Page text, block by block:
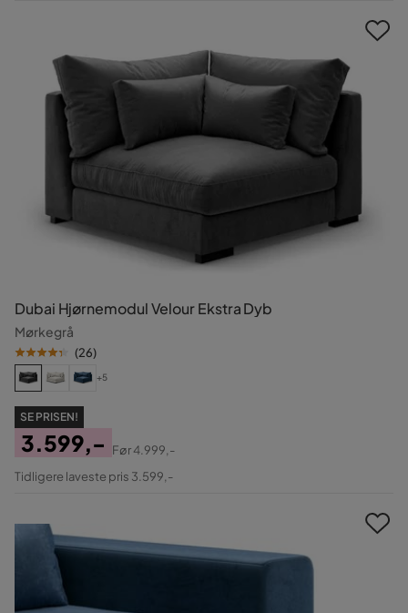
Dubai Hjørnemodul Velour Ekstra Dyb
Mørkegrå
(26)
+5
SE PRISEN!
Pris
3.599,-
Original
Før4.999,-
Tidligere laveste pris 3.599,-